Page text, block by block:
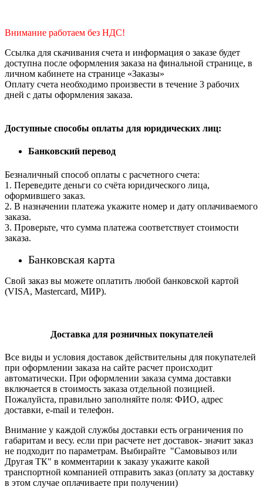
Внимание работаем без НДС!
Ссылка для скачивания счета и информация о заказе будет
доступна после оформления заказа на финальной странице, в
личном кабинете на странице «Заказы»
Оплату счета необходимо произвести в течение 3 рабочих
дней с даты оформления заказа.
Доступные способы оплаты для юридических лиц:
Банковский перевод
Безналичный способ оплаты с расчетного счета:
1. Переведите деньги со счёта юридического лица,
оформившего заказ.
2. В назначении платежа укажите номер и дату оплачиваемого
заказа.
3. Проверьте, что сумма платежа соответствует стоимости
заказа.
Банковская карта
Свой заказ вы можете оплатить любой банковской картой
(VISA, Mastercard, МИР).
Доставка для розничных покупателей
Все виды и условия доставок действительны для покупателей
при оформлении заказа на сайте расчет происходит
автоматически. При оформлении заказа сумма доставки
включается в стоимость заказа отдельной позицией.
Пожалуйста, правильно заполняйте поля: ФИО, адрес
доставки, e-mail и телефон.
Внимание у каждой службы доставки есть ограничения по
габаритам и весу. если при расчете нет доставок- значит заказ
не подходит по параметрам. Выбирайте "Самовывоз или
Другая ТК" в комментарии к заказу укажите какой
транспортной компанией отправить заказ (оплату за доставку
в этом случае оплачиваете при получении)